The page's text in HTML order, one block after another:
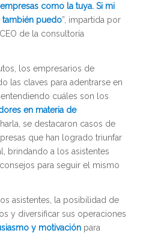
como la tuya. Si mi
puedo”, impartida por
de la consultoría
los empresarios de
las claves para adentrarse en
cuáles son los
en materia de
se destacaron casos de
que han logrado triunfar
brindando a los asistentes
para seguir el mismo
asistentes, la posibilidad de
y diversificar sus operaciones
y motivaciónpara